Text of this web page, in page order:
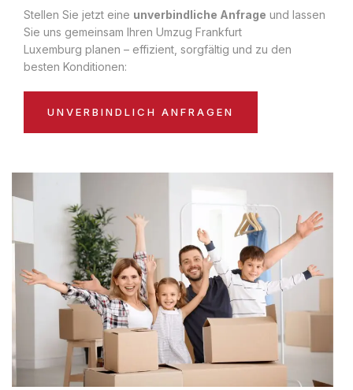
Stellen Sie jetzt eine unverbindliche Anfrage und lassen
Sie uns gemeinsam Ihren Umzug Frankfurt
Luxemburg planen – effizient, sorgfältig und zu den
besten Konditionen:
UNVERBINDLICH ANFRAGEN